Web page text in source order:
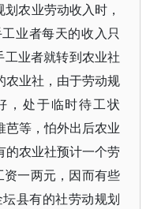
农业劳动收入时，
业者每天的收入只
业者就转到农业社
业社，由于劳动规
，处于临时待工状
芭等，怕外出后农业
的农业社预计一个劳
一两元，因而有些
县有的社劳动规划